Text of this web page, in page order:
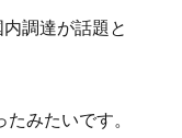
調達が話題と
みたいです。